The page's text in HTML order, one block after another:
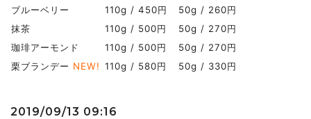
ブルーベリー
110g / 450円
50g / 260円
抹茶
110g / 500円
50g / 270円
珈琲アーモンド
110g / 500円
50g / 270円
栗ブランデー NEW! 110g / 580円 50g / 330円
2019/09/13 09:16